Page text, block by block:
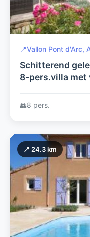
📍Vallon Pont d'Arc,
Schitterend
8-pers.villa met
👥8 pers.
📍 24.3 km